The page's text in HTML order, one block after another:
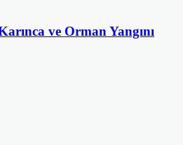
ve Orman Yangını